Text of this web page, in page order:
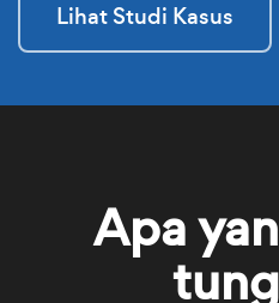
Lihat Studi Kasus
Apa